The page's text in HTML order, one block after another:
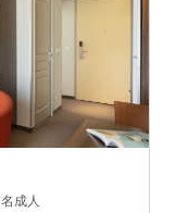
成人